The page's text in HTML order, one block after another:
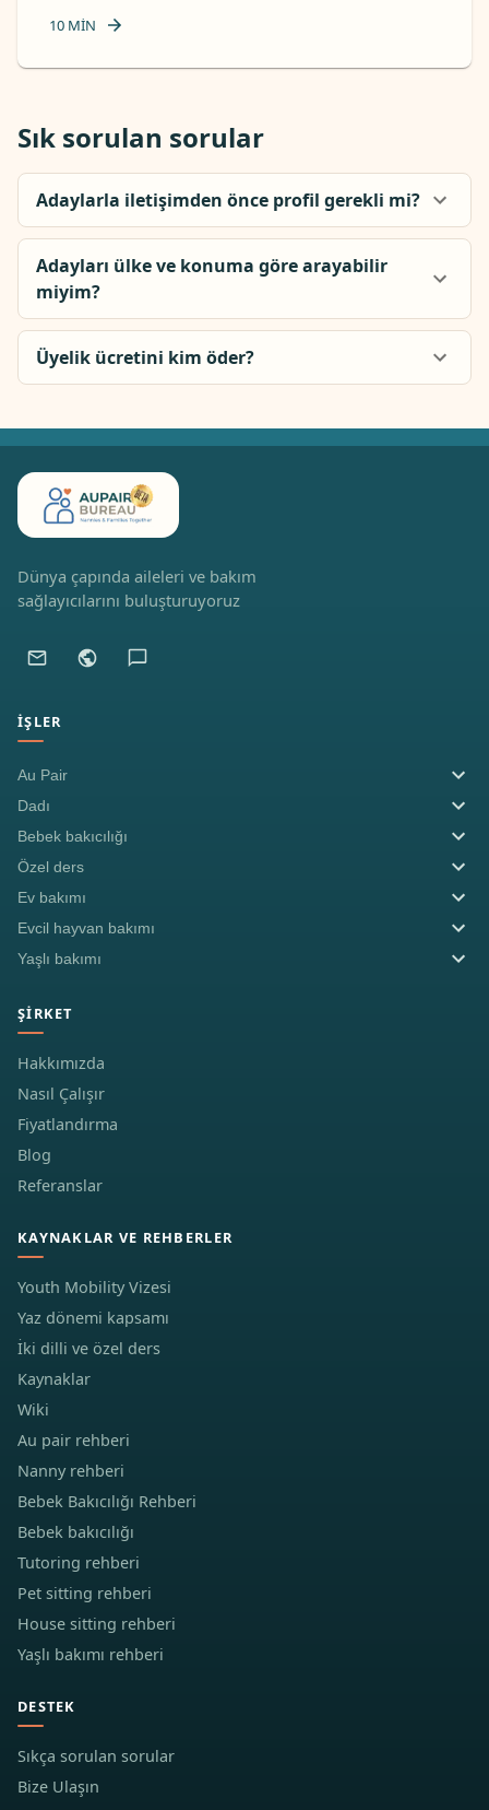
10 MIN
Sık sorulan sorular
Adaylarla iletişimden önce profil gerekli mi?
Adayları ülke ve konuma göre arayabilir
miyim?
Üyelik ücretini kim öder?
Dünya çapında aileleri ve bakım
sağlayıcılarını buluşturuyoruz
İŞLER
Au Pair
Dadı
Bebek bakıcılığı
Özel ders
Ev bakımı
Evcil hayvan bakımı
Yaşlı bakımı
ŞIRKET
Hakkımızda
Nasıl Çalışır
Fiyatlandırma
Blog
Referanslar
KAYNAKLAR VE REHBERLER
Youth Mobility Vizesi
Yaz dönemi kapsamı
İki dilli ve özel ders
Kaynaklar
Wiki
Au pair rehberi
Nanny rehberi
Bebek Bakıcılığı Rehberi
Bebek bakıcılığı
Tutoring rehberi
Pet sitting rehberi
House sitting rehberi
Yaşlı bakımı rehberi
DESTEK
Sıkça sorulan sorular
Bize Ulaşın